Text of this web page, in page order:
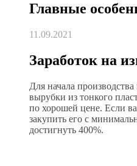
Главные
11.09.2021
Заработок на
Для начала
вырубки из тонкого
по хорошей цене. Если
закупить его с
достигнуть 400%.